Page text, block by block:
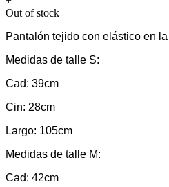
Out of stock
Pantalón tejido con elástico en
Medidas de talle S:
Cad: 39cm
Cin: 28cm
Largo: 105cm
Medidas de talle M:
Cad: 42cm